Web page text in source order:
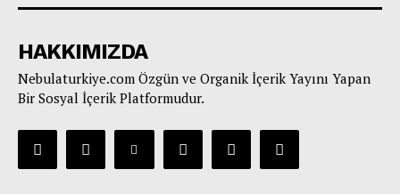
HAKKIMIZDA
Nebulaturkiye.com Özgün ve Organik İçerik Yayını Yapan
Bir Sosyal İçerik Platformudur.